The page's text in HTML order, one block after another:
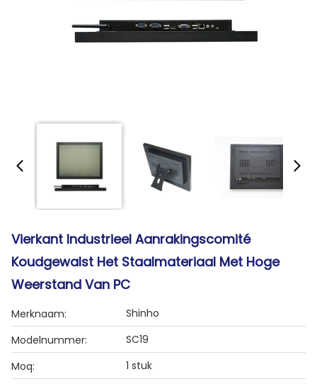
Vierkant Industrieel Aanrakingscomité
Koudgewalst Het Staalmateriaal Met Hoge
Weerstand Van PC
Merknaam:
Shinho
Modelnummer:
SC19
Moq:
1 stuk